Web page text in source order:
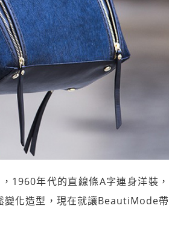
1960年代的直線條A字連身洋裝，
變化造型，現在就讓BeautiMode帶